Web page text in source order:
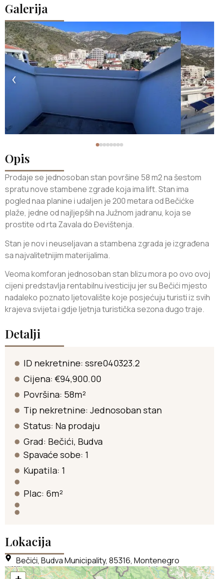
Galerija
‹ ›
Opis
Prodaje se jednosoban stan površine 58 m2 na šestom
spratu nove stambene zgrade koja ima lift. Stan ima
pogled naa planine i udaljen je 200 metara od Bečićke
plaže, jedne od najljepših na Južnom jadranu, koja se
prostite od rta Zavala do Đevištenja.
Stan je nov i neuseljavan a stambena zgrada je izgrađena
sa najvalitetnijim materijalima.
Veoma komforan jednosoban stan blizu mora po ovo ovoj
cijeni predstavlja rentabilnu ivesticiju jer su Bečići mjesto
nadaleko poznato ljetovalište koje posjećuju turisti iz svih
krajeva svijeta i gdje ljetnja turistička sezona dugo traje.
Detalji
ID nekretnine: ssre040323.2
Cijena: €94,900.00
Površina: 58m²
Tip nekretnine: Jednosoban stan
Status: Na prodaju
Grad: Bečići, Budva
Spavaće sobe: 1
Kupatila: 1
Plac: 6m²
Lokacija
Bečići, Budva Municipality, 85316, Montenegro